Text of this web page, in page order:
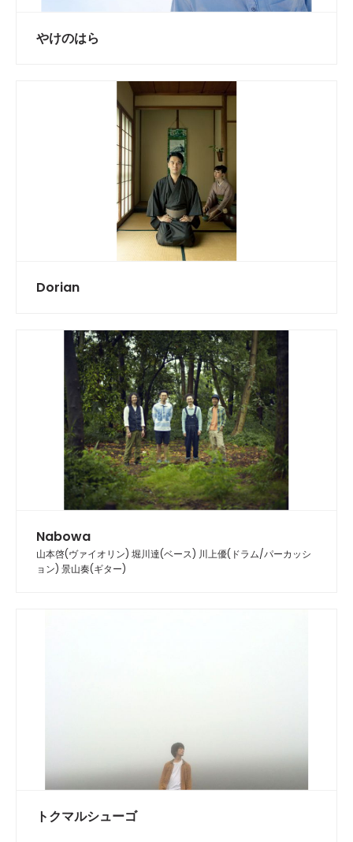
やけのはら
Dorian
Nabowa
山本啓(ヴァイオリン) 堀川達(ベース) 川上優(ドラム/パーカッシ
ョン) 景山奏(ギター)
トクマルシューゴ